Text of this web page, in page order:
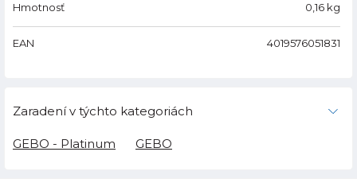
Hmotnosť 0,16 kg
EAN 4019576051831
Zaradení v týchto kategoriách
GEBO - Platinum GEBO